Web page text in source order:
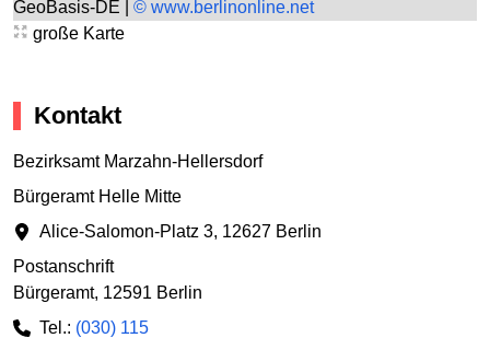
GeoBasis-DE | © www.berlinonline.net
große Karte
Kontakt
Bezirksamt Marzahn-Hellersdorf
Bürgeramt Helle Mitte
Alice-Salomon-Platz 3, 12627 Berlin
Postanschrift
Bürgeramt, 12591 Berlin
Tel.: (030) 115